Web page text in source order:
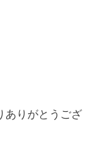
ありがとうござ